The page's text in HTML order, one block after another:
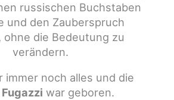
russischen Buchstaben
und den Zauberspruch
ohne die Bedeutung zu
verändern.
immer noch alles und die
Fugazzi war geboren.